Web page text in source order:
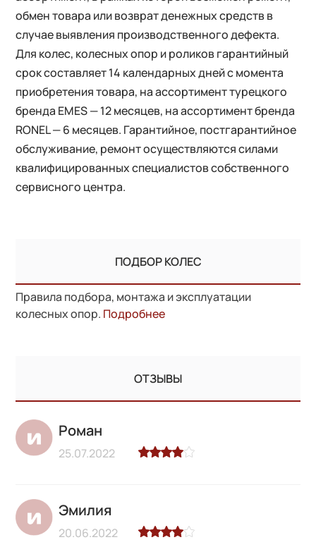
обмен товара или возврат денежных средств в
случае выявления производственного дефекта.
Для колес, колесных опор и роликов гарантийный
срок составляет 14 календарных дней с момента
приобретения товара, на ассортимент турецкого
бренда EMES — 12 месяцев, на ассортимент бренда
RONEL — 6 месяцев. Гарантийное, постгарантийное
обслуживание, ремонт осуществляются силами
квалифицированных специалистов собственного
сервисного центра.
ПОДБОР КОЛЕС
Правила подбора, монтажа и эксплуатации
колесных опор. Подробнее
ОТЗЫВЫ
Роман
25.07.2022
Эмилия
20.06.2022